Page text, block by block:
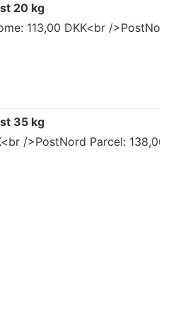
20 kg
113,00 DKK<br /
35 kg
/>PostNord Parcel: 138,00